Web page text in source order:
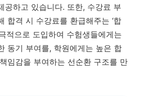
공하고 있습니다. 또한, 수강료 부
합격 시 수강료를 환급해주는 ‘합
적으로 도입하여 수험생들에게는
동기 부여를, 학원에게는 높은 합
임감을 부여하는 선순환 구조를 만